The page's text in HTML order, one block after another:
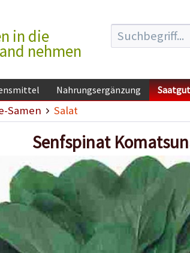
in die
nehmen
Nahrungsergänzung Saatgut
Samen Salat
Senfspinat